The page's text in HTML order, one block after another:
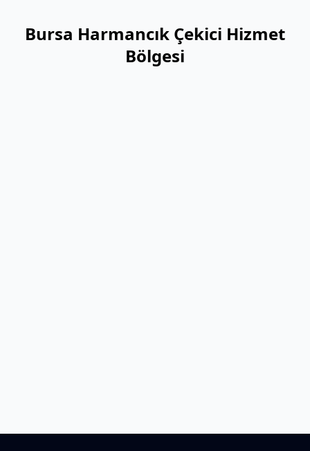
Bursa Harmancık Çekici Hizmet
Bölgesi